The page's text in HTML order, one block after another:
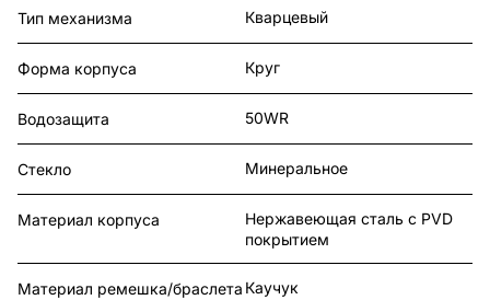
Тип механизма Кварцевый
Форма корпуса Круг
Водозащита 50WR
Стекло Минеральное
Материал корпуса
Нержавеющая сталь с PVD
покрытием
Материал ремешка/браслета Каучук